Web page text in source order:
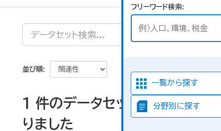
フリーワード検索
一覧から探す
分野別に探す
並び順
1 件のデータセットが見つか
りました